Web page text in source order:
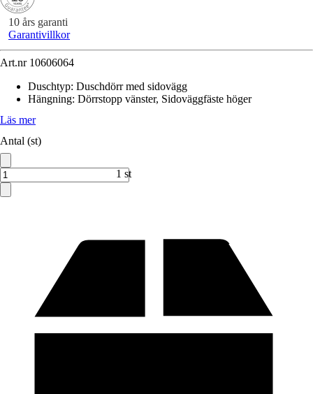
10 års garanti
Garantivillkor
Art.nr 10606064
Duschtyp: Duschdörr med sidovägg
Hängning: Dörrstopp vänster, Sidoväggfäste höger
Läs mer
Antal (st)
1 st